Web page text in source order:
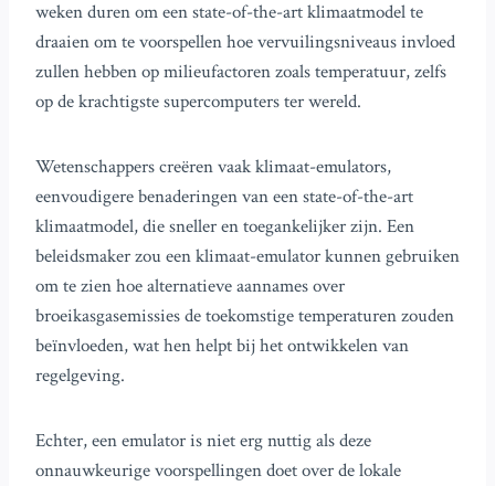
weken duren om een state-of-the-art klimaatmodel te
draaien om te voorspellen hoe vervuilingsniveaus invloed
zullen hebben op milieufactoren zoals temperatuur, zelfs
op de krachtigste supercomputers ter wereld.
Wetenschappers creëren vaak klimaat-emulators,
eenvoudigere benaderingen van een state-of-the-art
klimaatmodel, die sneller en toegankelijker zijn. Een
beleidsmaker zou een klimaat-emulator kunnen gebruiken
om te zien hoe alternatieve aannames over
broeikasgasemissies de toekomstige temperaturen zouden
beïnvloeden, wat hen helpt bij het ontwikkelen van
regelgeving.
Echter, een emulator is niet erg nuttig als deze
onnauwkeurige voorspellingen doet over de lokale